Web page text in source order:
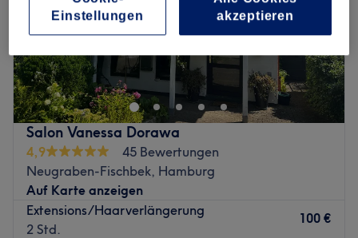
Salon Vanessa Dorawa
4,9
45 Bewertungen
Neugraben-Fischbek, Hamburg
Auf Karte anzeigen
Extensions/Haarverlängerung
2 Std.
100 €
Einstellungen
akzeptieren